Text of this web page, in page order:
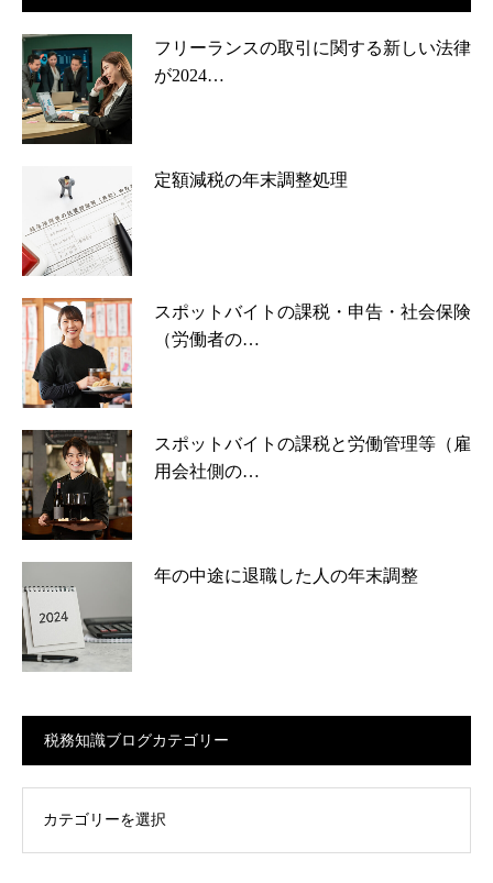
フリーランスの取引に関する新しい法律
が2024…
定額減税の年末調整処理
スポットバイトの課税・申告・社会保険
（労働者の…
スポットバイトの課税と労働管理等（雇
用会社側の…
年の中途に退職した人の年末調整
税務知識ブログカテゴリー